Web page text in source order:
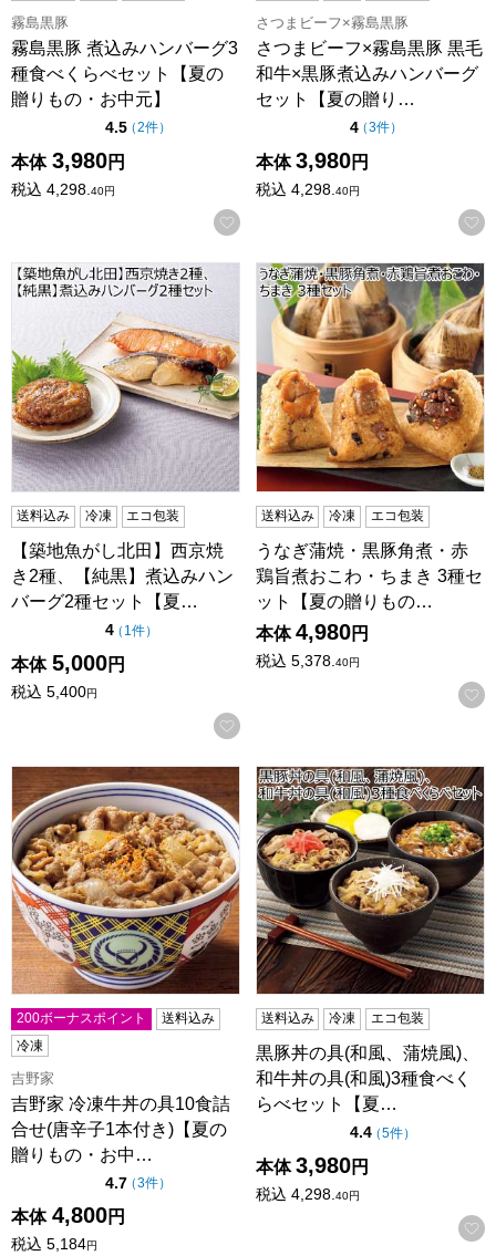
霧島黒豚
霧島黒豚 煮込みハンバーグ3
種食べくらべセット【夏の
贈りもの・お中元】
4.5点（5点満点中）
（2件の評価
）
本体 3,980円
税込 4,298.40円
お気に入りに登録する
さつまビーフ×霧島黒豚
さつまビーフ×霧島黒豚 黒毛
和牛×黒豚煮込みハンバーグ
セット【夏の贈り…
4点（5点満点中）
（3件の評価
）
本体 3,980円
税込 4,298. 40円
【築地魚がし北田】西京焼き2種、【純黒】煮込みハンバー
送料込み 冷凍 エコ包装
【築地魚がし北田】西京焼
き2種、【純黒】煮込みハン
バーグ2種セット【夏…
4点（5点満点中）
（ 1件の評価
）
本体 5,000円
税込 5,400円
お気に入りに登録する
うなぎ蒲焼・黒豚角煮・赤鶏
送料込み 冷凍 エコ包装
うなぎ蒲焼・黒豚角煮・赤
鶏旨煮おこわ・ちまき 3種セ
ット【夏の贈りもの…
本体 4,980円
税込 5,378. 40円
吉野家 冷凍牛丼の具10食詰合せ(唐辛子1本付き)【夏の贈り
200ボーナスポイント
送料込み
冷凍
吉野家
吉野家 冷凍牛丼の具10食詰
合せ(唐辛子1本付き)【夏の
贈りもの・お中…
4.7点（5点満点中）
（3件の評価
）
本体 4,800円
税込 5,184円
黒豚丼の具(和風、蒲焼風)、
送料込み 冷凍 エコ包装
黒豚丼の具(和風、蒲焼風)、
和牛丼の具(和風)3種食べく
らべセット【夏…
4.4点（5点満点中）
（5件の評価
）
本体 3,980円
税込 4,298. 40円